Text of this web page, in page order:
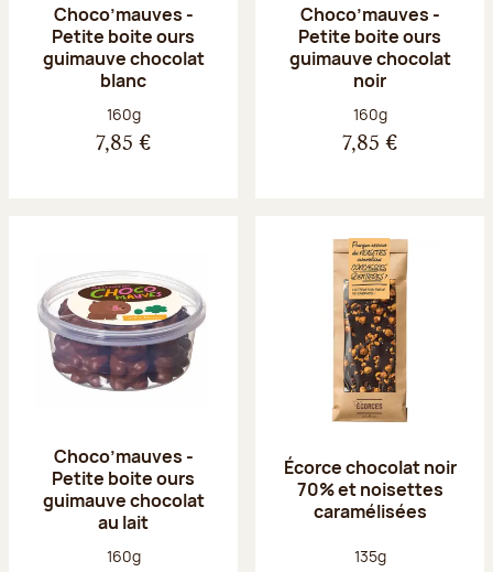
Choco’mauves -
Petite boite ours
guimauve chocolat
blanc
Poids net :
160g
7,85 €
Choco’mauves -
Petite boite ours
guimauve chocolat
noir
Poids net :
160g
7,85 €
Choco’mauves -
Petite boite ours
guimauve chocolat
au lait
Poids net :
160g
Écorce chocolat noir
70% et noisettes
caramélisées
Poids net :
135g